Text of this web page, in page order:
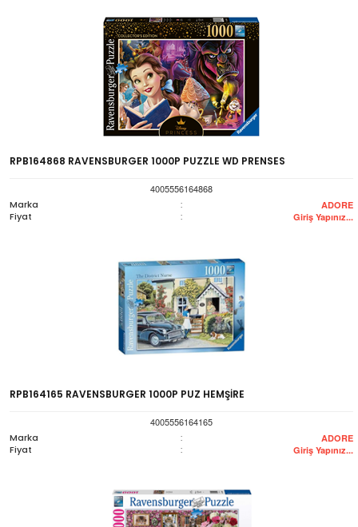
RPB164868 RAVENSBURGER 1000P PUZZLE WD PRENSES
4005556164868
Marka
: ADORE
Fiyat : Giriş Yapınız...
RPB164165 RAVENSBURGER 1000P PUZ HEMŞİRE
4005556164165
Marka
: ADORE
Fiyat : Giriş Yapınız...